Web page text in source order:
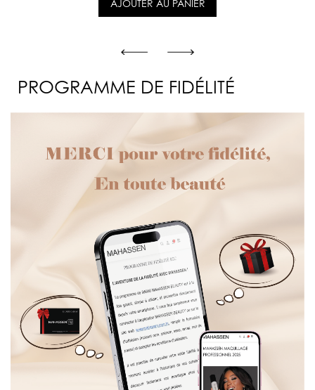
AJOUTER AU PANIER
PROGRAMME DE FIDÉLITÉ